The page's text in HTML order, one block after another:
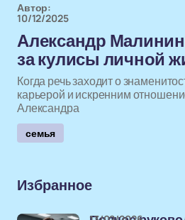
Автор:
10/12/2025
Александр
за кулисы личной
Когда речь заходит о
карьерой и искренним
Александра
семья
Избранное